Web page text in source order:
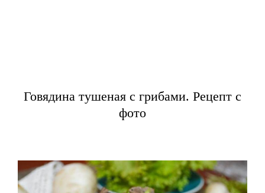
Говядина тушеная с грибами. Рецепт с
фото